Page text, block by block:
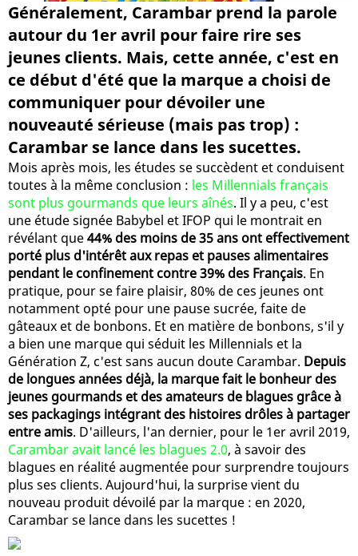
Généralement, Carambar prend la parole
autour du 1er avril pour faire rire ses
jeunes clients. Mais, cette année, c'est en
ce début d'été que la marque a choisi de
communiquer pour dévoiler une
nouveauté sérieuse (mais pas trop) :
Carambar se lance dans les sucettes.
Mois après mois, les études se succèdent et conduisent
toutes à la même conclusion : les Millennials français
sont plus gourmands que leurs aînés. Il y a peu, c'est
une étude signée Babybel et IFOP qui le montrait en
révélant que44% des moins de 35 ans ont effectivement
porté plus d'intérêt aux repas et pauses alimentaires
pendant le confinement contre 39% des Français. En
pratique, pour se faire plaisir, 80% de ces jeunes ont
notamment opté pour une pause sucrée, faite de
gâteaux et de bonbons. Et en matière de bonbons, s'il y
a bien une marque qui séduit les Millennials et la
Génération Z, c'est sans aucun doute Carambar. Depuis
de longues années déjà, la marque fait le bonheur des
jeunes gourmands et des amateurs de blagues grâce à
ses packagings intégrant des histoires drôles à partager
entre amis. D'ailleurs, l'an dernier, pour le 1er avril 2019,
Carambar avait lancé les blagues 2.0, à savoir des
blagues en réalité augmentée pour surprendre toujours
plus ses clients. Aujourd'hui, la surprise vient du
nouveau produit dévoilé par la marque : en 2020,
Carambar se lance dans les sucettes !